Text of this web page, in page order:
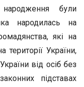
були
народилась на
які на
України,
від осіб без
підставах